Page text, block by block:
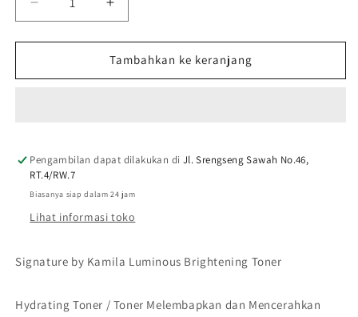
Kurangi
jumlah
untuk
by
Toner
-
Hydrating
Toner
Essence
Toner
Tambah
jumlah
untuk
Signature
by
Toner
Hydrating
Toner
Essence
Toner
Tambahkan ke keranjang
Pengambilan dapat dilakukan di Jl. Srengseng Sawah No.46,
RT.4/RW.7
Biasanya siap dalam 24 jam
Lihat informasi toko
Signature by Kamila Luminous Brightening Toner
Hydrating Toner / Toner Melembapkan dan Mencerahkan